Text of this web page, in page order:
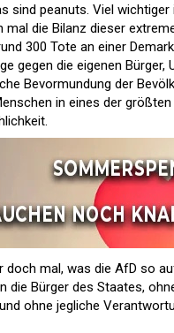
sind peanuts. Viel
die Bilanz dieser
300 Tote an einer
gegen die eigenen
Bevormundung der
in eines der
mal, was die AfD so
die Bürger des Staates,
ohne jegliche